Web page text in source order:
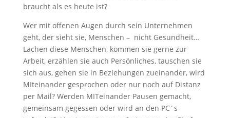
braucht als es heute ist?
Wer mit offenen Augen durch sein Unternehmen
geht, der sieht sie, Menschen – nicht Gesundheit…
Lachen diese Menschen, kommen sie gerne zur
Arbeit, erzählen sie auch Persönliches, tauschen sie
sich aus, gehen sie in Beziehungen zueinander, wird
MIteinander gesprochen oder nur noch auf Distanz
per Mail? Werden MITeinander Pausen gemacht,
gemeinsam gegessen oder wird an den PC´s